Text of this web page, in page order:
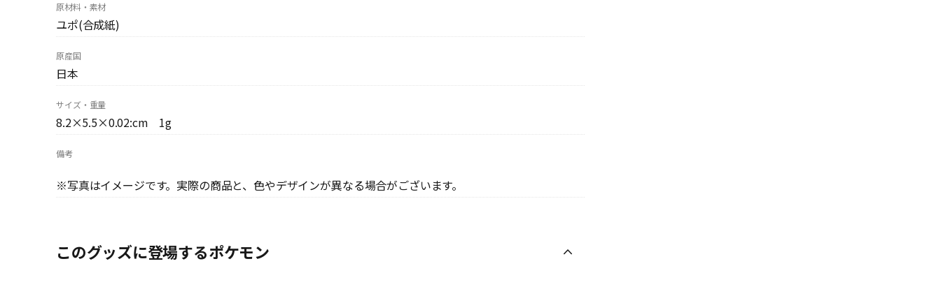
原材料・素材
ユポ(合成紙)
原産国
日本
サイズ・重量
8.2×5.5×0.02:cm 1g
備考
※写真はイメージです。実際の商品と、色やデザインが異なる場合がございます。
このグッズに登場するポケモン